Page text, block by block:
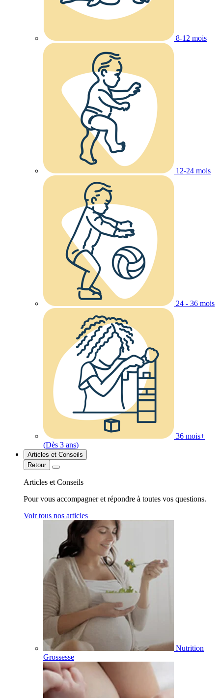
8-12 mois
12-24 mois
24 - 36 mois
36 mois+
(Dès 3 ans)
Articles et Conseils
Retour
Articles et Conseils
Pour vous accompagner et répondre à toutes vos questions.
Voir tous nos articles
Nutrition
Grossesse